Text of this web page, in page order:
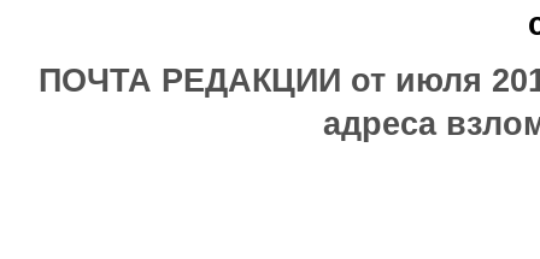
ПОЧТА РЕДАКЦИИ от июля
адреса